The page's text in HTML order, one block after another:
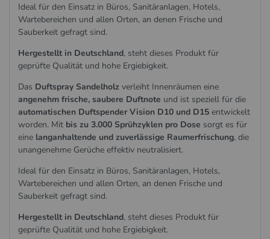
Ideal für den Einsatz in Büros, Sanitäranlagen, Hotels,
Wartebereichen und allen Orten, an denen Frische und
Sauberkeit gefragt sind.
Hergestellt in Deutschland, steht dieses Produkt für
geprüfte Qualität und hohe Ergiebigkeit.
Das Duftspray Sandelholzverleiht Innenräumen eine
angenehm frische, saubere Duftnote und ist speziell für die
automatischen Duftspender Vision D10 und D15 entwickelt
worden. Mit bis zu 3.000 Sprühzyklen pro Dose sorgt es für
eine langanhaltende und zuverlässige Raumerfrischung, die
unangenehme Gerüche effektiv neutralisiert.
Ideal für den Einsatz in Büros, Sanitäranlagen, Hotels,
Wartebereichen und allen Orten, an denen Frische und
Sauberkeit gefragt sind.
Hergestellt in Deutschland, steht dieses Produkt für
geprüfte Qualität und hohe Ergiebigkeit.